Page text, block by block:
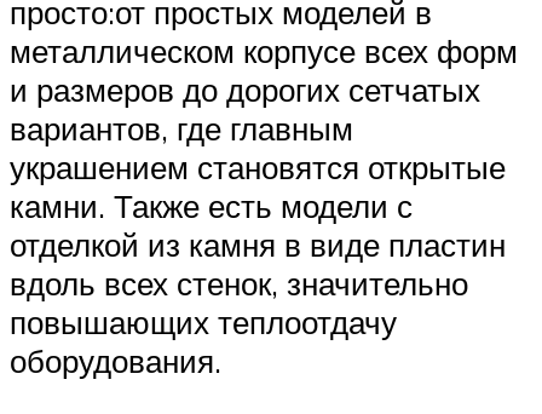
просто:от простых моделей в
металлическом корпусе всех форм
и размеров до дорогих сетчатых
вариантов, где главным
украшением становятся открытые
камни. Также есть модели с
отделкой из камня в виде пластин
вдоль всех стенок, значительно
повышающих теплоотдачу
оборудования.